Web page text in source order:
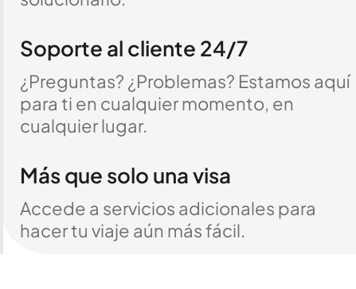
Soporte al cliente 24/7
¿Preguntas? ¿Problemas? Estamos aquí
para ti en cualquier momento, en
cualquier lugar.
Más que solo una visa
Accede a servicios adicionales para
hacer tu viaje aún más fácil.